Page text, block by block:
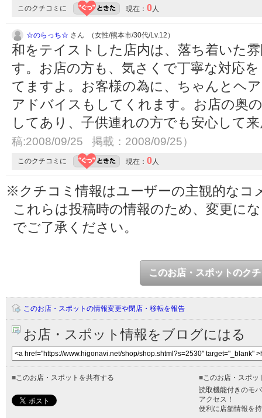
このクチコミに 現在： 0人
☆のらっち☆ さん （女性/熊本市/30代/Lv.12）
和をテイストした店内は、落ち着いた
す。お店の方も、気さくで丁寧な対応
てますよ。お客様の為に、ちゃんとヘ
アドバイスもしてくれます。お店の奥
してあり、子供連れの方でも安心して
稿:2008/09/25 掲載：2008/09/25）
このクチコミに 現在： 0人
※クチコミ情報はユーザーの主観的なコ
これらは投稿時の情報のため、変更に
でご了承ください。
このお店・スポットのク
このお店・スポットの情報変更や閉店・移転を報告
お店・スポット情報をブログにはる
■このお店・スポットを共有する ■このお店・スポッ
読取機能付きのモ
アクセス！
便利に店舗情報を